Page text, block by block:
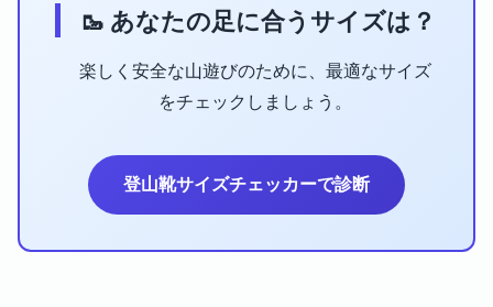
🥾 あなたの足に合うサイズは？
楽しく安全な山遊びのために、最適なサイズ
をチェックしましょう。
登山靴サイズチェッカーで診断